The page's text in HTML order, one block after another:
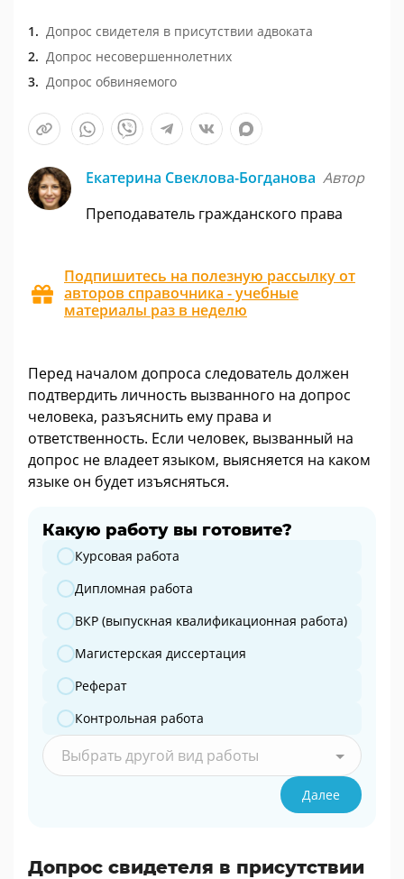
Допрос свидетеля в присутствии адвоката
Допрос несовершеннолетних
Допрос обвиняемого
Екатерина Свеклова-Богданова Автор
Преподаватель гражданского права
Подпишитесь на полезную рассылку от
авторов справочника - учебные
материалы раз в неделю
Перед началом допроса следователь должен
подтвердить личность вызванного на допрос
человека, разъяснить ему права и
ответственность. Если человек, вызванный на
допрос не владеет языком, выясняется на каком
языке он будет изъясняться.
Какую работу вы готовите?
Какую работу вы готовите?
Курсовая работа
Дипломная работа
ВКР (выпускная квалификационная работа)
Магистерская диссертация
Реферат
Контрольная работа
Выбрать другой вид работы
Далее
Допрос свидетеля в присутствии